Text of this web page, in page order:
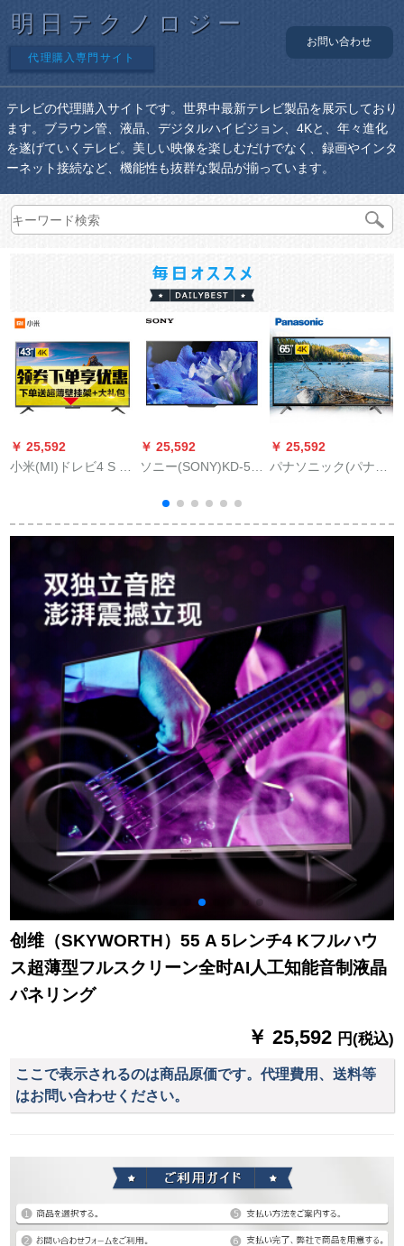
明日テクノロジー
代理購入専門サイト
お問い合わせ
テレビの代理購入サイトです。世界中最新テレビ製品を展示しており
ます。ブラウン管、液晶、デジタルハイビジョン、4Kと、年々進化
を遂げていくテレビ。美しい映像を楽しむだけでなく、録画やインタ
ーネット接続など、機能性も抜群な製品が揃っています。
￥ 25,592
小米(MI)ドレビ4 S 43
晶パネL 43 M 5 A
￥ 25,592
ソニー(SONY)KD-55
OLED 4 K HIP 7.0ス
トナイト(黒)
￥ 25,592
パナソニック(パナソ
起動広告型4 Kフルハ
创维（SKYWORTH）55 A 5レンチ4 Kフルハウ
ス超薄型フルスクリーン全时AI人工知能音制液晶
パネリング
￥ 25,592 円(税込)
ここで表示されるのは商品原価です。代理費用、送料等
はお問い合わせください。